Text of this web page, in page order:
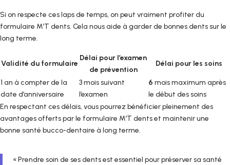
Si on respecte ces laps de temps, on peut vraiment profiter du
formulaire M’T dents. Cela nous aide à garder de bonnes dents sur le
long terme.
Validité du formulaire
Délai pour l’examen
de prévention
Délai pour les soins
1 an à compter de la
date d’anniversaire
3 mois suivant
l’examen
6 mois maximum après
le début des soins
En respectant ces délais, vous pourrez bénéficier pleinement des
avantages offerts par le formulaire M’T dents et maintenir une
bonne santé bucco-dentaire à long terme.
« Prendre soin de ses dents est essentiel pour préserver sa santé